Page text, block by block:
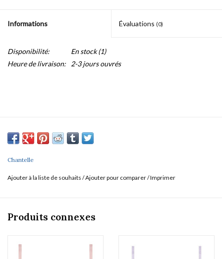
Informations Évaluations (0)
Disponibilité: En stock(1)
Heure de livraison: 2-3 jours ouvrés
Chantelle
Ajouter à la liste de souhaits /Ajouter pour comparer/Imprimer
Produits connexes